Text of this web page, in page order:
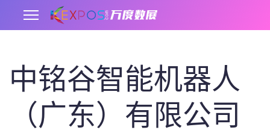
中铭谷智能机器人
（广东）有限公司